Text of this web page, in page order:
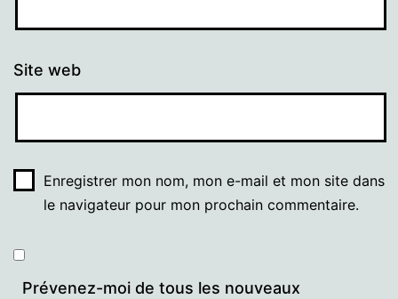
Site web
Enregistrer mon nom, mon e-mail et mon site dans
le navigateur pour mon prochain commentaire.
Prévenez-moi de tous les nouveaux